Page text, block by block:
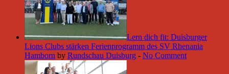
Lern dich fit: Duisburger
Lions Clubs stärken Ferienprogramm des SV Rhenania
Hamborn by Rundschau Duisburg - No Comment